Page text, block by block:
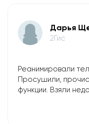
​Дарья
2Гис
Реанимировали
Просушили,
функции. Взяли